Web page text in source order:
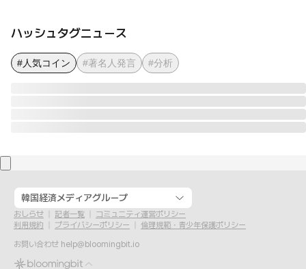
ハッシュタグニュース
#人気コイン #著名人発言 #分析
韓国経済メディアグループ
おしらせ 記者一覧
コミュニティ運営ポリシー
利用規約
プライバシーポリシー
倫理規範・青少年保護ポリシー
お問い合わせ help@bloomingbit.io